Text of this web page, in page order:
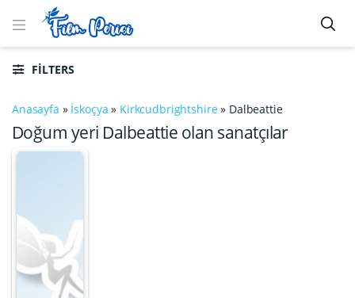
FILTERS
Anasayfa » İskoçya » Kirkcudbrightshire» Dalbeattie
Doğum yeri Dalbeattie olan sanatçılar